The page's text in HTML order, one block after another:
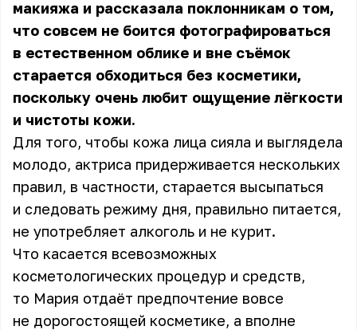
макияжа и рассказала поклонникам о том,
что совсем не боится фотографироваться
в естественном облике и вне съёмок
старается обходиться без косметики,
поскольку очень любит ощущение лёгкости
и чистоты кожи.
Для того, чтобы кожа лица сияла и выглядела
молодо, актриса придерживается нескольких
правил, в частности, старается высыпаться
и следовать режиму дня, правильно питается,
не употребляет алкоголь и не курит.
Что касается всевозможных
косметологических процедур и средств,
то Мария отдаёт предпочтение вовсе
не дорогостоящей косметике, а вполне